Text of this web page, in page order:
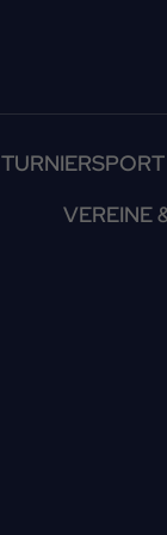
TURNIERSPORT
VEREINE